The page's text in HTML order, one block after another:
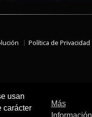
usan
carácter
Más
Información
Política de Privacidad